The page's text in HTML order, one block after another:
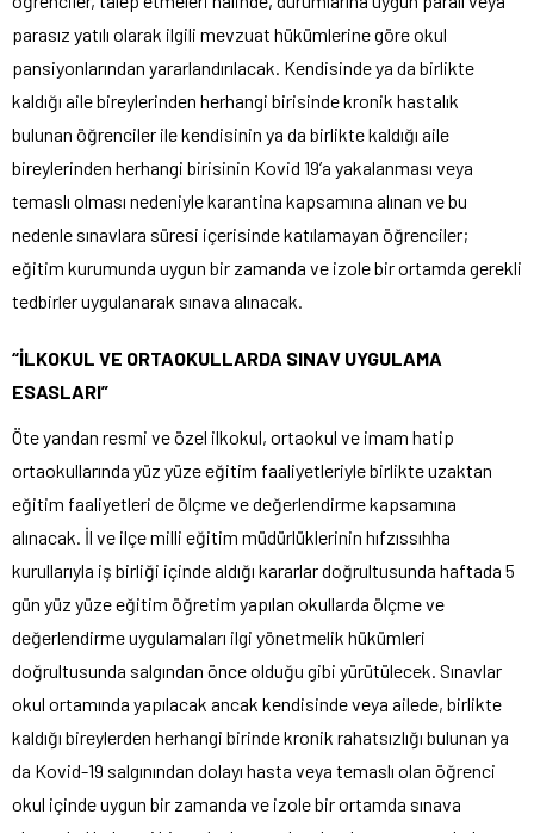
parasız yatılı olarak ilgili mevzuat hükümlerine göre okul
pansiyonlarından yararlandırılacak. Kendisinde ya da birlikte
kaldığı aile bireylerinden herhangi birisinde kronik hastalık
bulunan öğrenciler ile kendisinin ya da birlikte kaldığı aile
bireylerinden herhangi birisinin Kovid 19’a yakalanması veya
temaslı olması nedeniyle karantina kapsamına alınan ve bu
nedenle sınavlara süresi içerisinde katılamayan öğrenciler;
eğitim kurumunda uygun bir zamanda ve izole bir ortamda gerekli
tedbirler uygulanarak sınava alınacak.
“İLKOKUL VE ORTAOKULLARDA SINAV UYGULAMA
ESASLARI”
Öte yandan resmi ve özel ilkokul, ortaokul ve imam hatip
ortaokullarında yüz yüze eğitim faaliyetleriyle birlikte uzaktan
eğitim faaliyetleri de ölçme ve değerlendirme kapsamına
alınacak. İl ve ilçe milli eğitim müdürlüklerinin hıfzıssıhha
kurullarıyla iş birliği içinde aldığı kararlar doğrultusunda haftada 5
gün yüz yüze eğitim öğretim yapılan okullarda ölçme ve
değerlendirme uygulamaları ilgi yönetmelik hükümleri
doğrultusunda salgından önce olduğu gibi yürütülecek. Sınavlar
okul ortamında yapılacak ancak kendisinde veya ailede, birlikte
kaldığı bireylerden herhangi birinde kronik rahatsızlığı bulunan ya
da Kovid-19 salgınından dolayı hasta veya temaslı olan öğrenci
okul içinde uygun bir zamanda ve izole bir ortamda sınava